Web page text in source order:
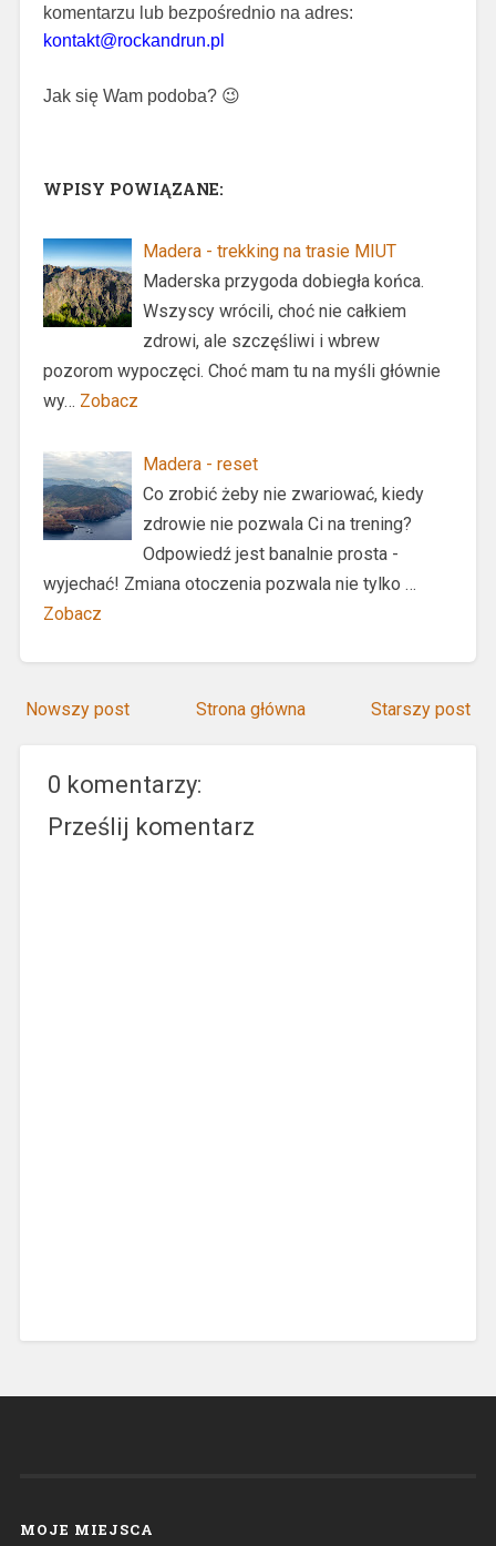
komentarzu lub bezpośrednio na adres:
kontakt@rockandrun.pl
Jak się Wam podoba? 😉
WPISY POWIĄZANE:
Madera - trekking na trasie MIUT
Maderska przygoda dobiegła końca.
Wszyscy wrócili, choć nie całkiem
zdrowi, ale szczęśliwi i wbrew
pozorom wypoczęci. Choć mam tu na myśli głównie
wy… Zobacz
Madera - reset
Co zrobić żeby nie zwariować, kiedy
zdrowie nie pozwala Ci na trening?
Odpowiedź jest banalnie prosta -
wyjechać! Zmiana otoczenia pozwala nie tylko …
Zobacz
Nowszy post Starszy post
Strona główna
0 komentarzy:
Prześlij komentarz
MOJE MIEJSCA